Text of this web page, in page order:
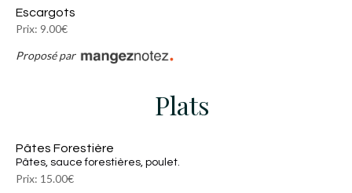
Escargots
Prix: 9.00€
Proposé par
Plats
Pâtes Forestière
Pâtes, sauce forestières, poulet.
Prix: 15.00€